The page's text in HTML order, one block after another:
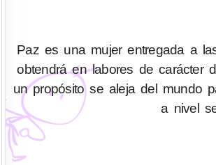
Paz es una mujer entregada a
obtendrá en labores de carácter
un propósito se aleja del mundo
a nivel